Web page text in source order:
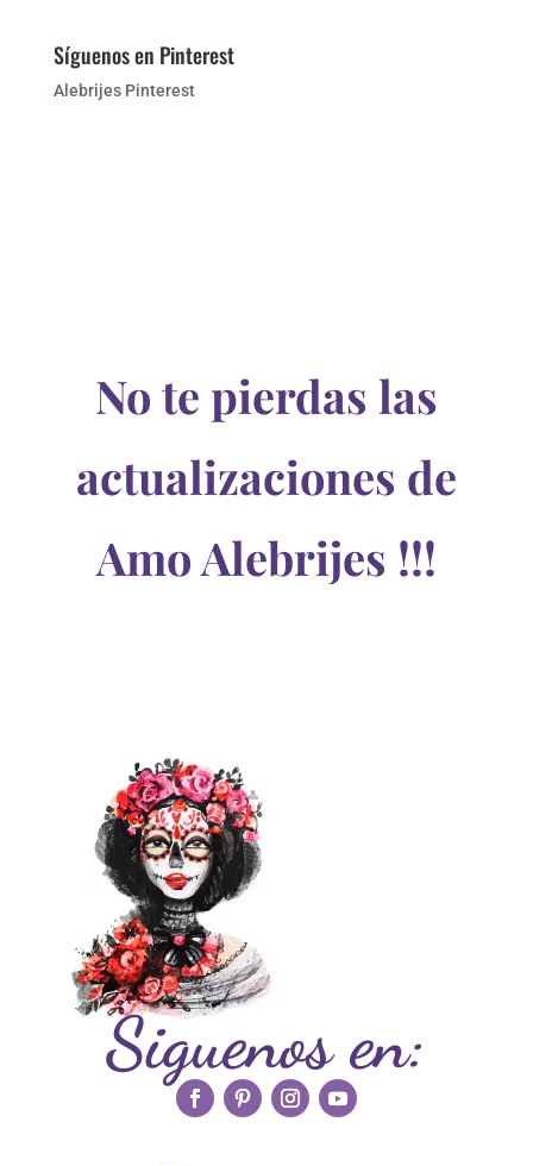
Síguenos en Pinterest
Alebrijes Pinterest
No te pierdas las
actualizaciones de
Amo Alebrijes !!!
Siguenos en: